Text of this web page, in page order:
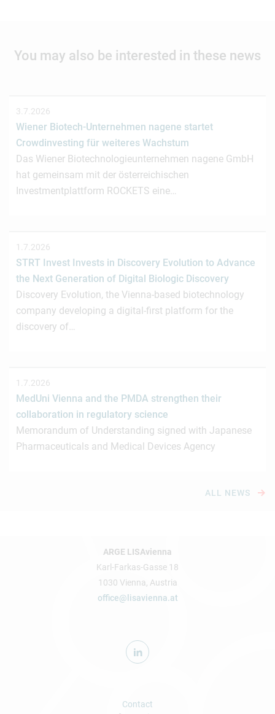
You may also be interested in these news
3.7.2026
Wiener Biotech-Unternehmen nagene startet
Crowdinvesting für weiteres Wachstum
Das Wiener Biotechnologieunternehmen nagene GmbH
hat gemeinsam mit der österreichischen
Investmentplattform ROCKETS eine…
1.7.2026
STRT Invest Invests in Discovery Evolution to Advance
the Next Generation of Digital Biologic Discovery
Discovery Evolution, the Vienna-based biotechnology
company developing a digital-first platform for the
discovery of…
1.7.2026
MedUni Vienna and the PMDA strengthen their
collaboration in regulatory science
Memorandum of Understanding signed with Japanese
Pharmaceuticals and Medical Devices Agency
ALL NEWS
ARGE LISAvienna
Karl-Farkas-Gasse 18
1030 Vienna, Austria
office@lisavienna.at
Contact